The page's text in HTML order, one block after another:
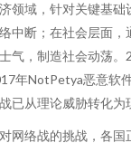
领域，针对关键基
中断；在社会层面
气，制造社会动荡
年NotPetya恶意软
已从理论威胁转化为
网络战的挑战，各